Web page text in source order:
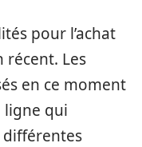
pour l’achat
récent. Les
en ce moment
ligne qui
différentes